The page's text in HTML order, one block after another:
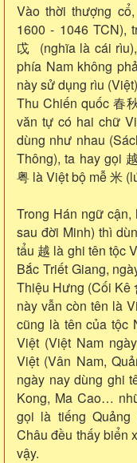
Vào thời thượng
1600 - 1046 TCN),
戉 (nghĩa là cái
phía Nam không
này sử dụng rìu
Thu Chiến quốc 春
văn tự có hai chữ
dùng như nhau
Thông), ta hay gọi
粤 là Việt bộ mễ 米
Trong Hán ngữ
sau đời Minh) thì
tẩu 越 là ghi tên tộc
Bắc Triết Giang,
Thiệu Hưng (Cối Kê
này vẫn còn tên là
cũng là tên của tộc
Việt (Việt Nam
Việt (Vân Nam,
ngày nay dùng ghi
Kong, Ma Cao…
gọi là tiếng Quảng
Châu đều thấy biển
vậy.